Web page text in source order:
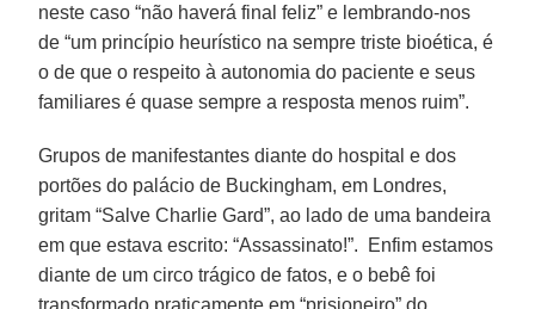
neste caso “não haverá final feliz” e lembrando-nos
de “um princípio heurístico na sempre triste bioética, é
o de que o respeito à autonomia do paciente e seus
familiares é quase sempre a resposta menos ruim”.
Grupos de manifestantes diante do hospital e dos
portões do palácio de Buckingham, em Londres,
gritam “Salve Charlie Gard”, ao lado de uma bandeira
em que estava escrito: “Assassinato!”. Enfim estamos
diante de um circo trágico de fatos, e o bebê foi
transformado praticamente em “prisioneiro” do